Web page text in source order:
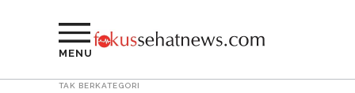
MENU
TAK BERKATEGORI